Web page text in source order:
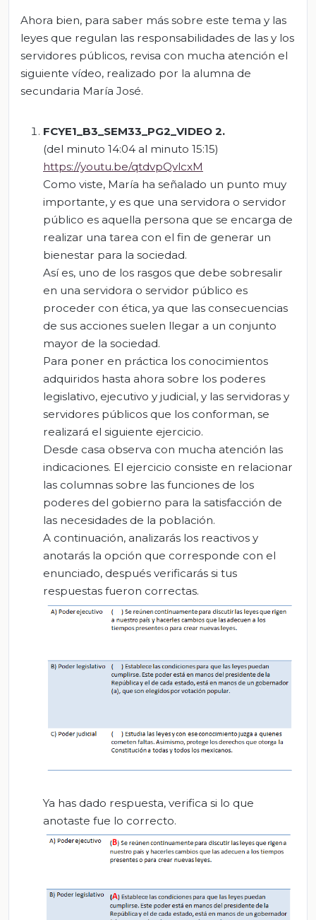
Ahora bien, para saber más sobre este tema y las
leyes que regulan las responsabilidades de las y los
servidores públicos, revisa con mucha atención el
siguiente vídeo, realizado por la alumna de
secundaria María José.
FCYE1_B3_SEM33_PG2_VIDEO 2.
(del minuto 14:04 al minuto 15:15)
https://youtu.be/qtdvpQvlcxM
Como viste, María ha señalado un punto muy
importante, y es que una servidora o servidor
público es aquella persona que se encarga de
realizar una tarea con el fin de generar un
bienestar para la sociedad.
Así es, uno de los rasgos que debe sobresalir
en una servidora o servidor público es
proceder con ética, ya que las consecuencias
de sus acciones suelen llegar a un conjunto
mayor de la sociedad.
Para poner en práctica los conocimientos
adquiridos hasta ahora sobre los poderes
legislativo, ejecutivo y judicial, y las servidoras y
servidores públicos que los conforman, se
realizará el siguiente ejercicio.
Desde casa observa con mucha atención las
indicaciones. El ejercicio consiste en relacionar
las columnas sobre las funciones de los
poderes del gobierno para la satisfacción de
las necesidades de la población.
A continuación, analizarás los reactivos y
anotarás la opción que corresponde con el
enunciado, después verificarás si tus
respuestas fueron correctas.
Ya has dado respuesta, verifica si lo que
anotaste fue lo correcto.